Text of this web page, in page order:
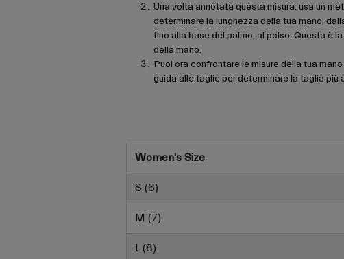
Una volta annotata questa misura, usa un
determinare la lunghezza della tua mano,
fino alla base del palmo, al polso. Questa è
della mano.
Puoi ora confrontare le misure della tua
guida alle taglie per determinare la taglia più
Women's Size
S (6)
M (7)
L (8)